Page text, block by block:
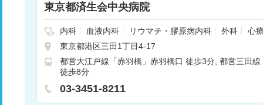
東京都済生会中央病院
内科 血液内科 リウマチ・膠原病内科 外科
心
経内科
脳神経外科 呼吸器外科
科
小児科 整形外科
科
眼科 耳鼻咽喉科 リハビリテーション科
放
口腔外科
東京都港区三田1丁目4-17
都営大江戸線「赤羽橋」赤羽橋口 徒歩3分 都営三田線
徒歩8分
03-3451-8211